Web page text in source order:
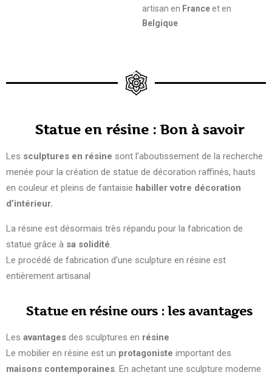
artisan en Franceet en
Belgique
Statue en résine : Bon à savoir
Les sculptures en résine sont l’aboutissement de la recherche
menée pour la création de statue de décoration raffinés, hauts
en couleur et pleins de fantaisie habiller votre décoration
d’intérieur.
La résine est désormais très répandu pour la fabrication de
statue grâce à sa solidité.
Le procédé de fabrication d’une sculpture en résine est
entièrement artisanal
Statue en résine ours : les avantages
Les avantages des sculptures en résine
Le mobilier en résine est un protagoniste important des
maisons contemporaines. En achetant une sculpture moderne